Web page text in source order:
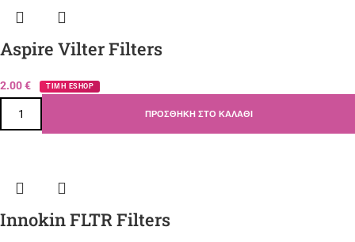
Aspire Vilter Filters
2.00€ ΤΙΜΗ ESHOP
ΠΡΟΣΘΉΚΗ ΣΤΟ ΚΑΛΆΘΙ
Innokin FLTR Filters